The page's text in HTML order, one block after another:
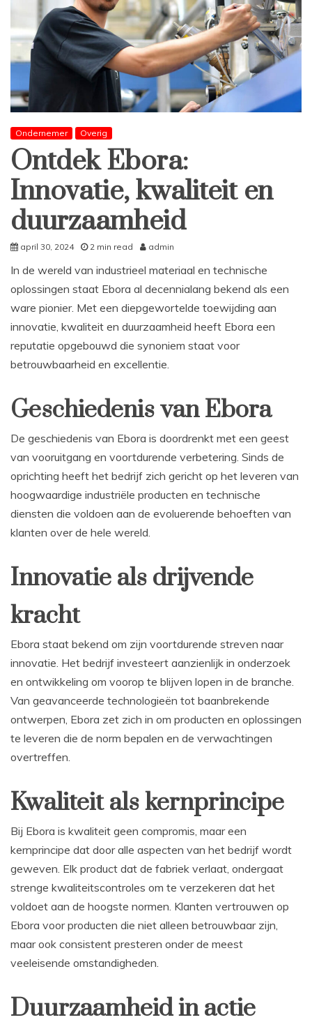
Ondernemer Overig
Ontdek Ebora:
Innovatie, kwaliteit en
duurzaamheid
april 30, 2024 2 min read admin
In de wereld van industrieel materiaal en technische
oplossingen staat Ebora al decennialang bekend als een
ware pionier. Met een diepgewortelde toewijding aan
innovatie, kwaliteit en duurzaamheid heeft Ebora een
reputatie opgebouwd die synoniem staat voor
betrouwbaarheid en excellentie.
Geschiedenis van Ebora
De geschiedenis van Ebora is doordrenkt met een geest
van vooruitgang en voortdurende verbetering. Sinds de
oprichting heeft het bedrijf zich gericht op het leveren van
hoogwaardige industriële producten en technische
diensten die voldoen aan de evoluerende behoeften van
klanten over de hele wereld.
Innovatie als drijvende
kracht
Ebora staat bekend om zijn voortdurende streven naar
innovatie. Het bedrijf investeert aanzienlijk in onderzoek
en ontwikkeling om voorop te blijven lopen in de branche.
Van geavanceerde technologieën tot baanbrekende
ontwerpen, Ebora zet zich in om producten en oplossingen
te leveren die de norm bepalen en de verwachtingen
overtreffen.
Kwaliteit als kernprincipe
Bij Ebora is kwaliteit geen compromis, maar een
kernprincipe dat door alle aspecten van het bedrijf wordt
geweven. Elk product dat de fabriek verlaat, ondergaat
strenge kwaliteitscontroles om te verzekeren dat het
voldoet aan de hoogste normen. Klanten vertrouwen op
Ebora voor producten die niet alleen betrouwbaar zijn,
maar ook consistent presteren onder de meest
veeleisende omstandigheden.
Duurzaamheid in actie